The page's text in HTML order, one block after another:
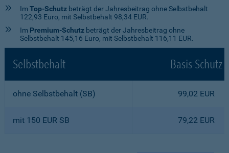
ImTop-Schutz beträgt der Jahresbeitrag ohne Selbstbehalt
122,93 Euro, mit Selbstbehalt 98,34 EUR.
Im Premium-Schutz beträgt der Jahresbeitrag ohne
Selbstbehalt 145,16 Euro, mit Selbstbehalt 116,11 EUR.
Selbstbehalt Basis-Schutz
ohne Selbstbehalt (SB) 99,02 EUR
mit 150 EUR SB 79,22 EUR